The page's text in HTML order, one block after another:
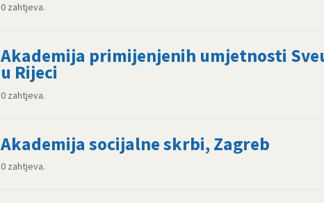
0 zahtjeva.
Akademija primijenjenih umjetnosti
u Rijeci
0 zahtjeva.
Akademija socijalne skrbi, Zagreb
0 zahtjeva.